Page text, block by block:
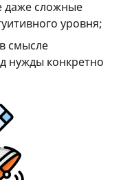
даже сложные
уровня;
смысле
нужды конкретно